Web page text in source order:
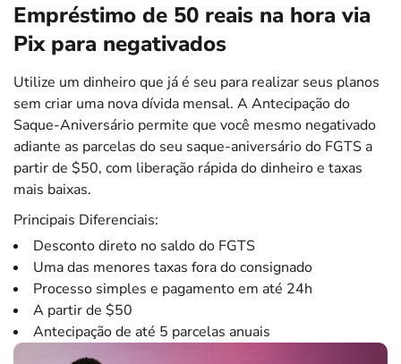
Empréstimo de 50 reais na hora via
Pix para negativados
Utilize um dinheiro que já é seu para realizar seus planos
sem criar uma nova dívida mensal. A Antecipação do
Saque-Aniversário permite que você mesmo negativado
adiante as parcelas do seu saque-aniversário do FGTS a
partir de $50, com liberação rápida do dinheiro e taxas
mais baixas.
Principais Diferenciais:
Desconto direto no saldo do FGTS
Uma das menores taxas fora do consignado
Processo simples e pagamento em até 24h
A partir de $50
Antecipação de até 5 parcelas anuais